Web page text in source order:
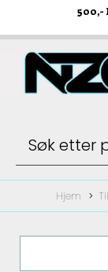
500,-
Hjem